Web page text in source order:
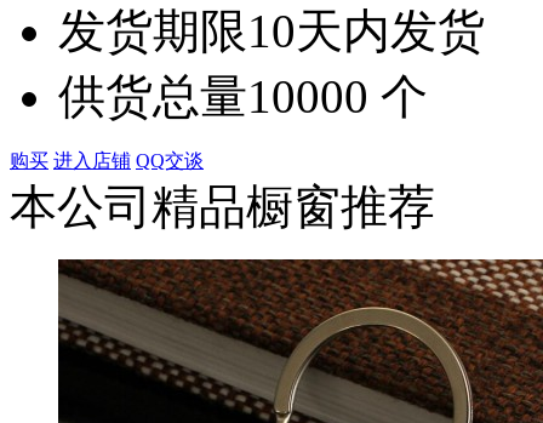
发货期限10天内发货
供货总量10000 个
购买 进入店铺 QQ交谈
本公司精品橱窗推荐